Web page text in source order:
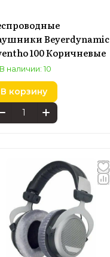
Beyerdynamic
100 Коричневые
В наличии: 10
В корзину